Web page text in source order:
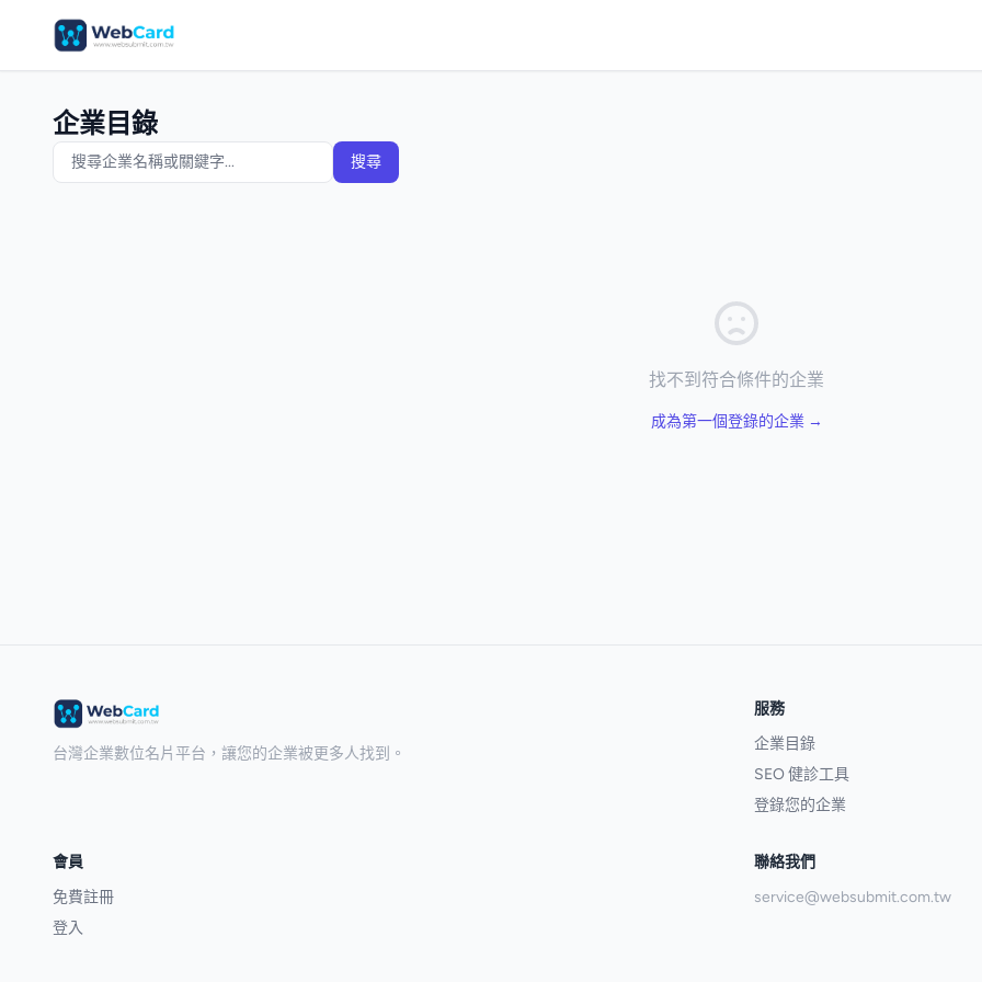
企業目錄
搜尋
找不到符合條件的企業
成為第一個登錄的企業 →
台灣企業數位名片平台，讓您的企業被更多人找到。
服務
企業目錄
SEO 健診工具
登錄您的企業
會員
免費註冊
登入
聯絡我們
service@websubmit.com.tw